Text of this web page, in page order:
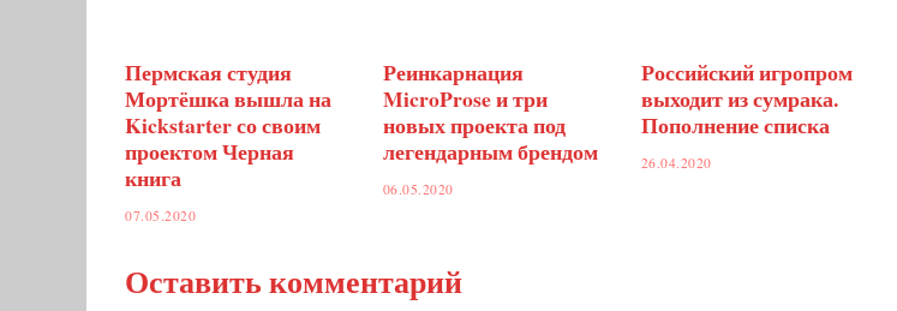
Пермская студия
Мортёшка вышла на
Kickstarter со своим
проектом Черная
книга
07.05.2020
Реинкарнация
MicroProse и три
новых проекта под
легендарным брендом
06.05.2020
Российский игропром
выходит из сумрака.
Пополнение списка
26.04.2020
Оставить комментарий